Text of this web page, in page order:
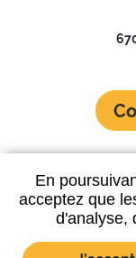
En
acceptez que
d'analyse,
Données